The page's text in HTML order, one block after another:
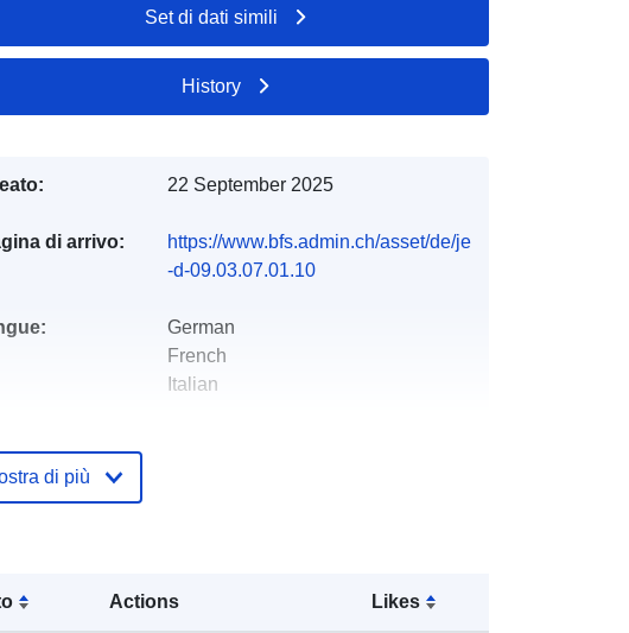
Actions Likes
Set di dati simili
History
22 September 2025
di arrivo:
https://www.bfs.admin.ch/asset/de/je
-d-09.03.07.01.10
German
French
Italian
di contatto:
h
di più